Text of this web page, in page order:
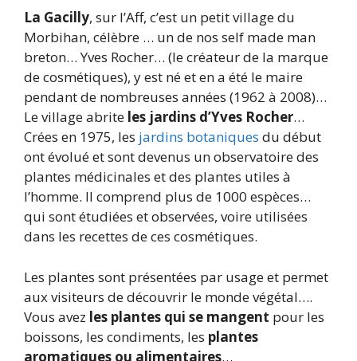
La Gacilly, sur l’Aff, c’est un petit village du
Morbihan, célèbre … un de nos self made man
breton… Yves Rocher… (le créateur de la marque
de cosmétiques), y est né et en a été le maire
pendant de nombreuses années (1962 à 2008)…
Le village abrite les jardins d’Yves Rocher…
Crées en 1975, les jardins botaniques du début
ont évolué et sont devenus un observatoire des
plantes médicinales et des plantes utiles à
l’homme. Il comprend plus de 1000 espèces…
qui sont étudiées et observées, voire utilisées
dans les recettes de ces cosmétiques.
Les plantes sont présentées par usage et permet
aux visiteurs de découvrir le monde végétal….
Vous avez les plantes qui se mangent pour les
boissons, les condiments, les plantes
aromatiques ou alimentaires…